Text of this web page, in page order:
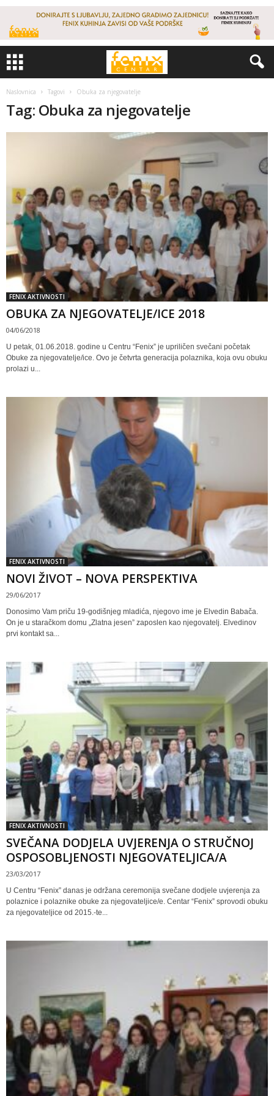
Naslovnica Tagovi Obuka za njegovatelje
Tag: Obuka za njegovatelje
FENIX AKTIVNOSTI
OBUKA ZA NJEGOVATELJE/ICE 2018
04/06/2018
U petak, 01.06.2018. godine u Centru “Fenix” je upriličen svečani početak
Obuke za njegovatelje/ice. Ovo je četvrta generacija polaznika, koja ovu obuku
prolazi u...
FENIX AKTIVNOSTI
NOVI ŽIVOT – NOVA PERSPEKTIVA
29/06/2017
Donosimo Vam priču 19-godišnjeg mladića, njegovo ime je Elvedin Babača.
On je u staračkom domu „Zlatna jesen” zaposlen kao njegovatelj. Elvedinov
prvi kontakt sa...
FENIX AKTIVNOSTI
SVEČANA DODJELA UVJERENJA O STRUČNOJ
OSPOSOBLJENOSTI NJEGOVATELJICA/A
23/03/2017
U Centru “Fenix” danas je održana ceremonija svečane dodjele uvjerenja za
polaznice i polaznike obuke za njegovateljice/e. Centar “Fenix” sprovodi obuku
za njegovateljice od 2015.-te...